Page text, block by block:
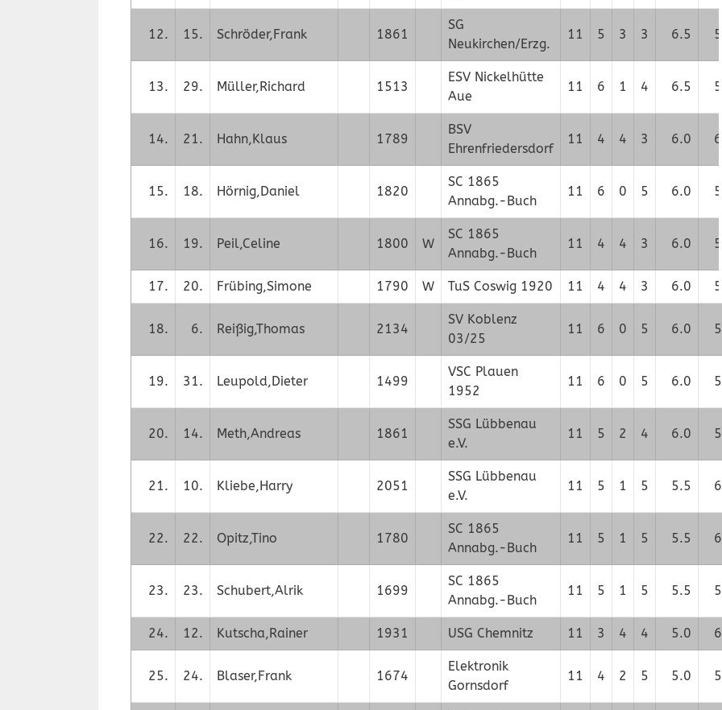
12. 15. Schröder,Frank 1861
SG
Neukirchen/Erzg.
11 5 3 3 6.5
13. 29. Müller,Richard 1513
ESV Nickelhütte
Aue
11 6 1 4 6.5
14. 21. Hahn,Klaus 1789
BSV
Ehrenfriedersdorf
11 4 4 3 6.0
15. 18. Hörnig,Daniel 1820
SC 1865
Annabg.-Buch
11 6 0 5 6.0
16. 19. Peil,Celine 1800 W
SC 1865
Annabg.-Buch
11 4 4 3 6.0
17. 20. Frübing,Simone 1790 W TuS Coswig 1920 11 4 4 3 6.0
18. 6. Reißig,Thomas 2134
SV Koblenz
03/25
11 6 0 5 6.0
19. 31. Leupold,Dieter 1499
VSC Plauen
1952
11 6 0 5 6.0
20. 14. Meth,Andreas 1861
SSG Lübbenau
e.V.
11 5 2 4 6.0
21. 10. Kliebe,Harry 2051
SSG Lübbenau
e.V.
11 5 1 5 5.5
22. 22. Opitz,Tino 1780
SC 1865
Annabg.-Buch
11 5 1 5 5.5
23. 23. Schubert,Alrik 1699
SC 1865
Annabg.-Buch
11 5 1 5 5.5
24. 12. Kutscha,Rainer 1931 USG Chemnitz 11 3 4 4 5.0
25. 24. Blaser,Frank 1674
Elektronik
Gornsdorf
11 4 2 5 5.0